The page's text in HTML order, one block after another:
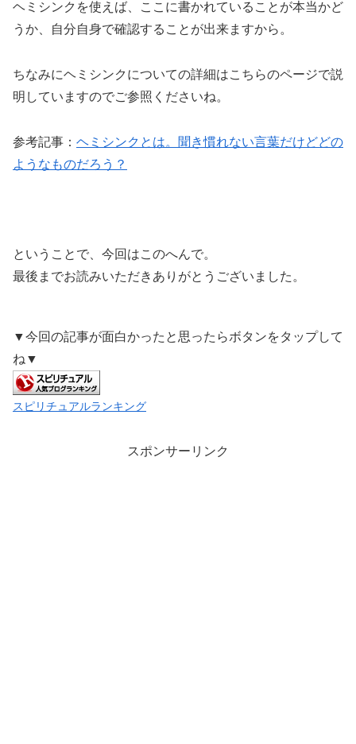
ヘミシンクを使えば、ここに書かれていることが本当かど
うか、自分自身で確認することが出来ますから。
ちなみにヘミシンクについての詳細はこちらのページで説
明していますのでご参照くださいね。
参考記事： ヘミシンクとは。聞き慣れない言葉だけどどの
ようなものだろう？
ということで、今回はこのへんで。
最後までお読みいただきありがとうございました。
▼今回の記事が面白かったと思ったらボタンをタップして
ね▼
スピリチュアルランキング
スポンサーリンク